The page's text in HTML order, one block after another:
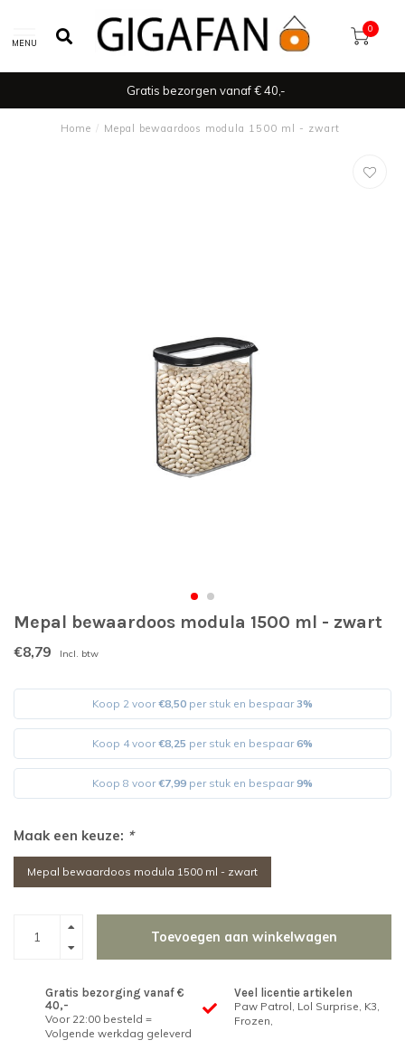
MENU
0
Gratis bezorgen vanaf € 40,-
Home / Mepal bewaardoos modula 1500 ml - zwart
Mepal bewaardoos modula 1500 ml - zwart
€8,79 Incl. btw
Koop 2 voor€8,50 per stuk en bespaar3%
Koop 4 voor€8,25 per stuk en bespaar6%
Koop 8 voor€7,99 per stuk en bespaar9%
Maak een keuze: *
Mepal bewaardoos modula 1500 ml - zwart
Toevoegen aan winkelwagen
Gratis bezorging vanaf €
40,-
Voor 22:00 besteld =
Volgende werkdag geleverd
Veel licentie artikelen
Paw Patrol, Lol Surprise, K3,
Frozen,